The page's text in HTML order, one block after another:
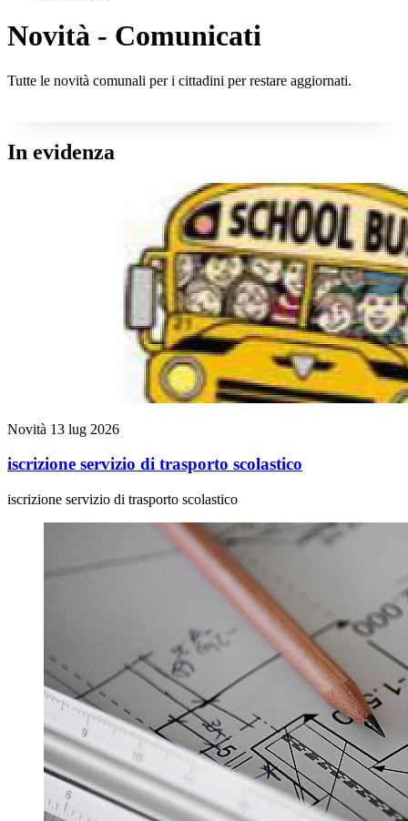
Novità - Comunicati
Tutte le novità comunali per i cittadini per restare aggiornati.
In evidenza
Novità 13 lug 2026
iscrizione servizio di trasporto scolastico
iscrizione servizio di trasporto scolastico